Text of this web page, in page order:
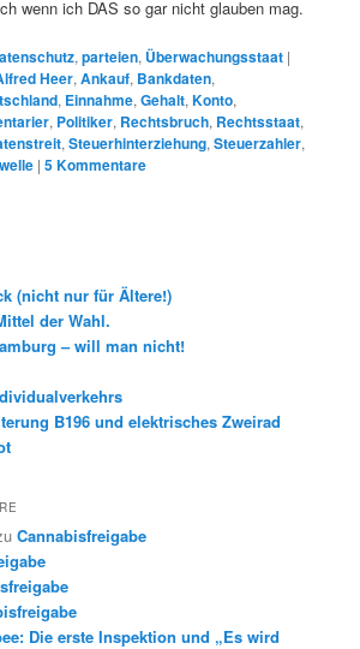
wenn ich DAS so gar nicht glauben mag.
,parteien, Überwachungsstaat |
Heer,Ankauf, Bankdaten,
, Einnahme,Gehalt,Konto,
, Politiker, Rechtsbruch, Rechtsstaat,
,Steuerhinterziehung,Steuerzahler,
|5Kommentare
(nicht nur für Ältere!)
der Wahl.
– will man nicht!
B196 und elektrisches Zweirad
Cannabisfreigabe
Die erste Inspektion und „Es wird